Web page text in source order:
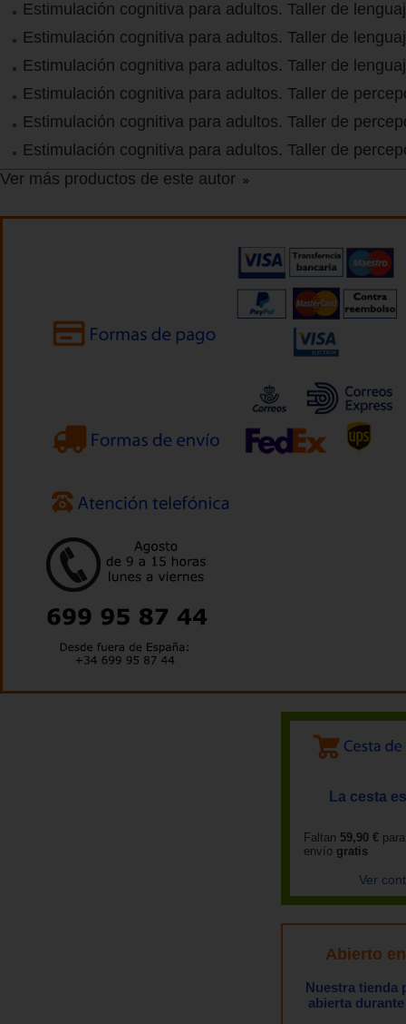
Estimulación cognitiva para adultos. Taller de
Estimulación cognitiva para adultos. Taller de
Estimulación cognitiva para adultos. Taller de
Estimulación cognitiva para adultos. Taller de
Estimulación cognitiva para adultos. Taller de
Estimulación cognitiva para adultos. Taller de
Ver más productos de este autor
La cesta
Faltan 59,90 €
envío gratis
Ver
Abierto
Nuestra tienda
abierta